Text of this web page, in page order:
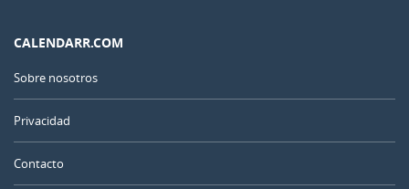
CALENDARR.COM
Sobre nosotros
Privacidad
Contacto